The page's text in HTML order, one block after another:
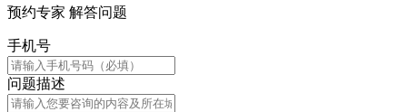
预约专家 解答问题
手机号
问题描述